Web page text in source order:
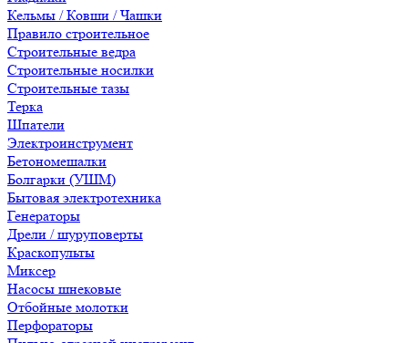
Кельмы / Ковши / Чашки
Правило строительное
Строительные ведра
Строительные носилки
Строительные тазы
Терка
Шпатели
Электроинструмент
Бетономешалки
Болгарки (УШМ)
Бытовая электротехника
Генераторы
Дрели / шуруповерты
Краскопульты
Миксер
Насосы шнековые
Отбойные молотки
Перфораторы